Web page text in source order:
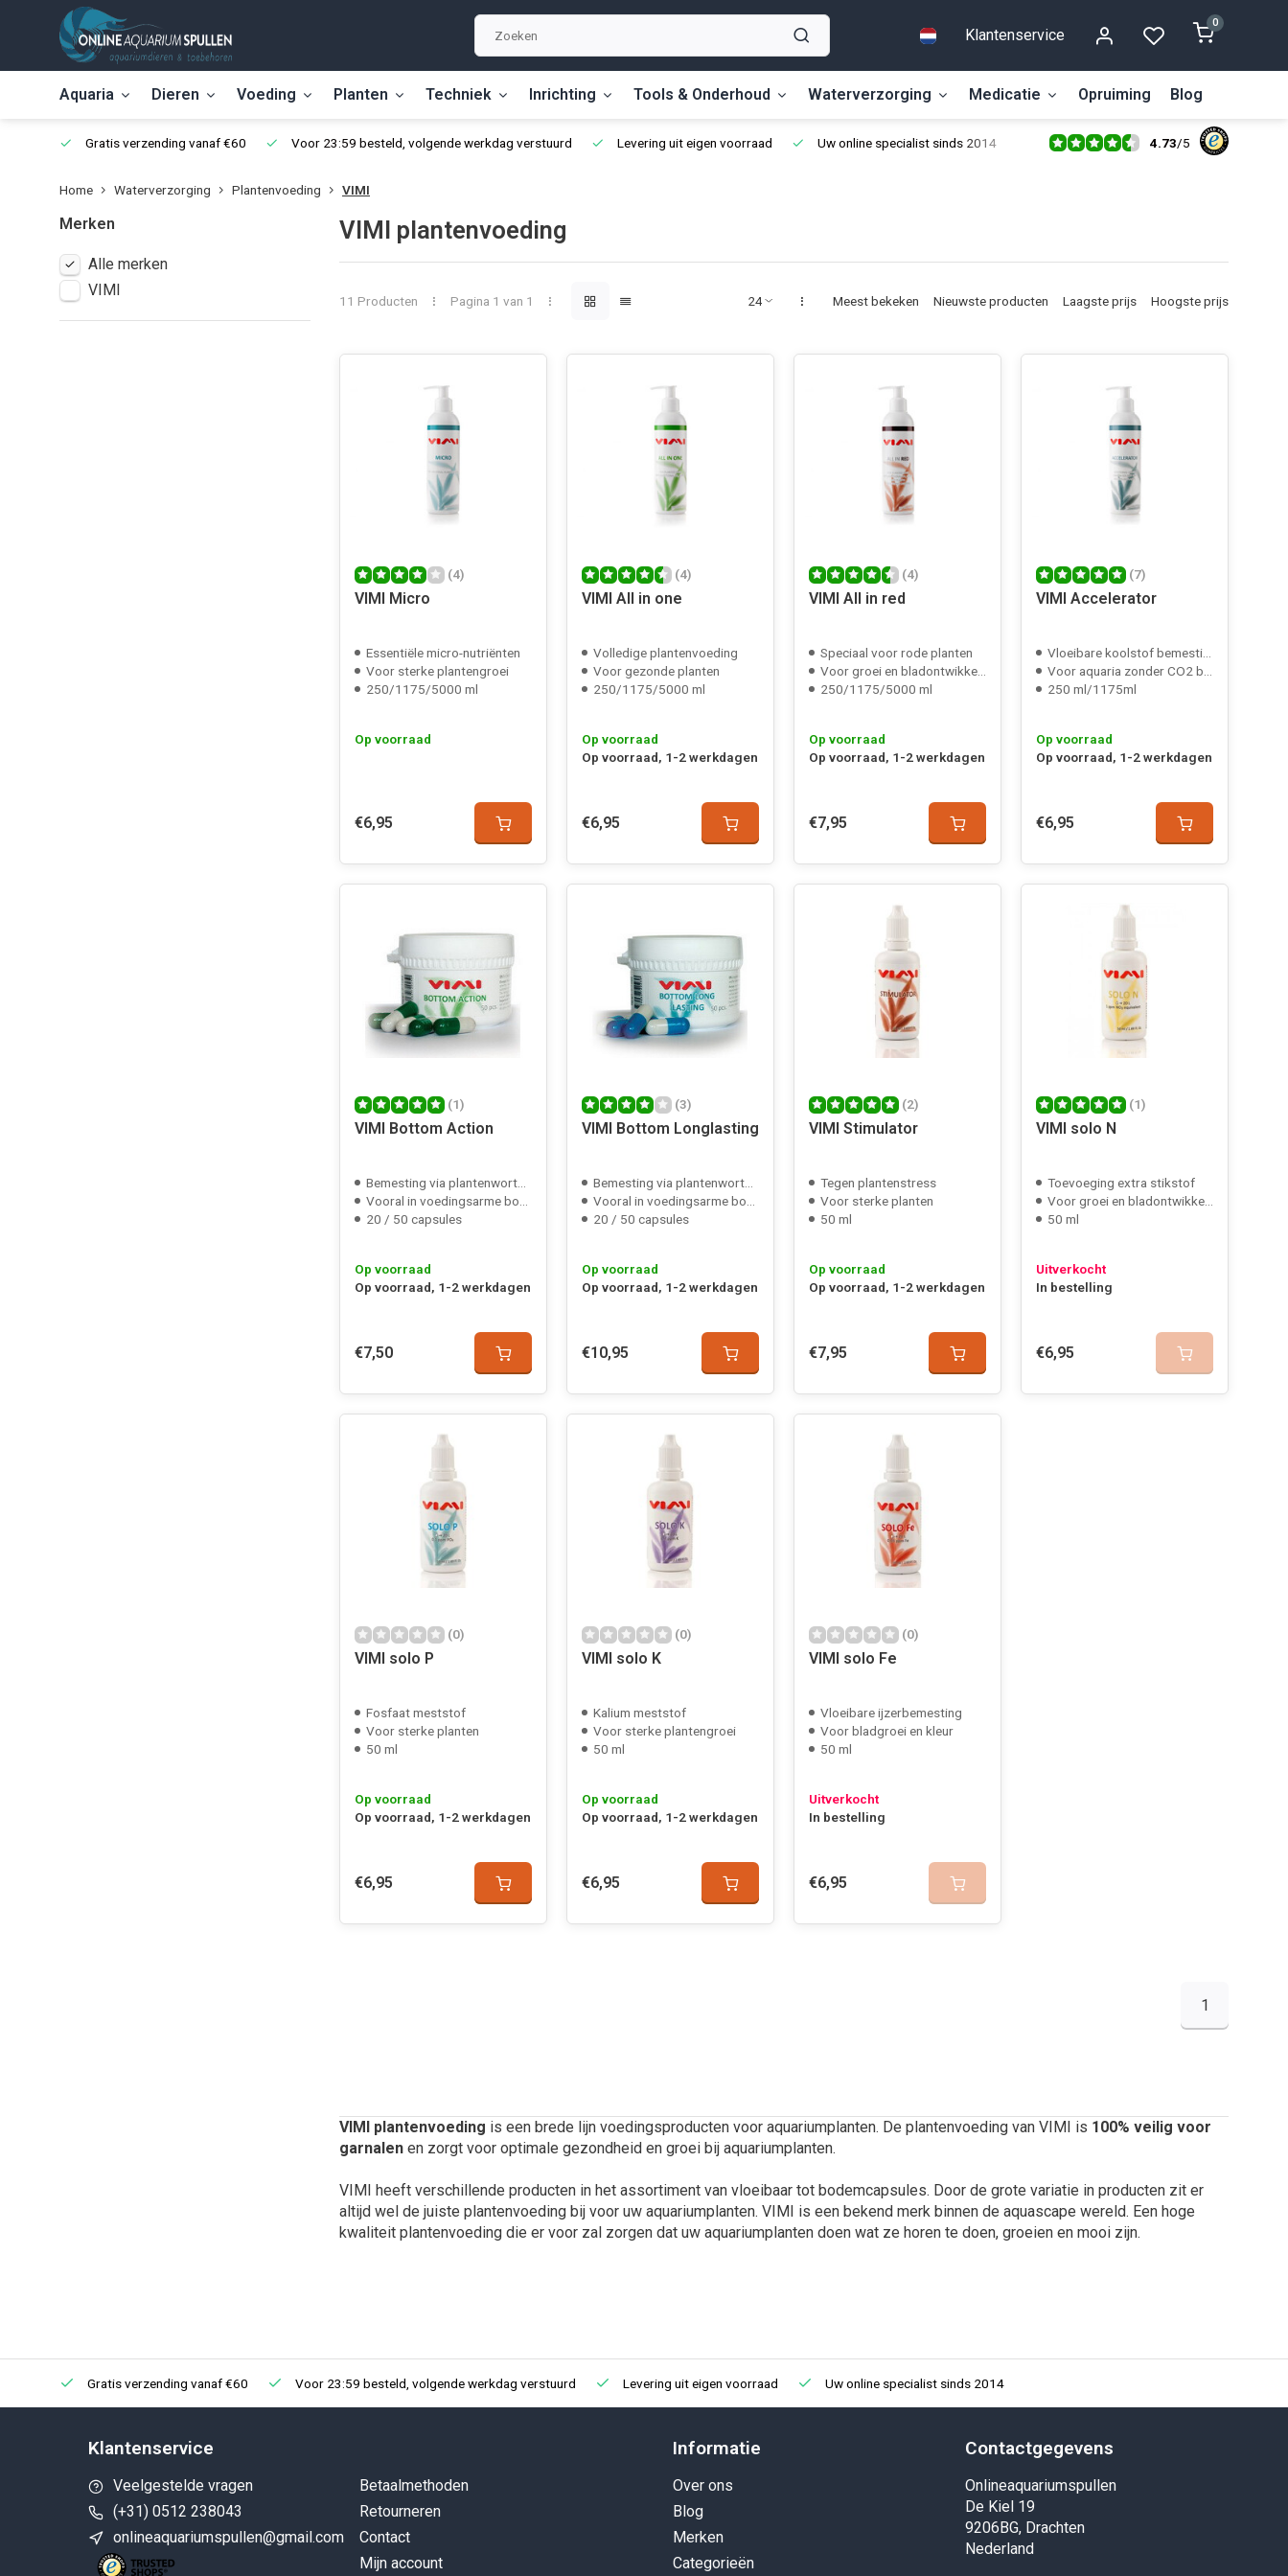
Klantenservice
0
Aquaria Dieren Voeding Planten Techniek Inrichting Tools & Onderhoud Waterverzorging Medicatie Opruiming Blog
Gratis verzending vanaf €60 Voor 23:59 besteld, volgende werkdag verstuurd Levering uit eigen voorraad Uw online specialist sinds 2014 4.73/5
Home Waterverzorging Plantenvoeding VIMI
Merken
Alle merken
VIMI
VIMI plantenvoeding
11 Producten Pagina 1 van 1 Meest bekeken Nieuwste producten Laagste prijs Hoogste prijs
(4)
VIMI Micro
Essentiële micro-nutriënten
Voor sterke plantengroei
250/1175/5000 ml
Op voorraad
€6,95
(4)
VIMI All in one
Volledige plantenvoeding
Voor gezonde planten
250/1175/5000 ml
Op voorraad
Op voorraad, 1-2 werkdagen
€6,95
(4)
VIMI All in red
Speciaal voor rode planten
Voor groei en bladontwikkeling
250/1175/5000 ml
Op voorraad
Op voorraad, 1-2 werkdagen
€7,95
(7)
VIMI Accelerator
Vloeibare koolstof bemesting
Voor aquaria zonder CO2 bemesting
250 ml/1175ml
Op voorraad
Op voorraad, 1-2 werkdagen
€6,95
(1)
VIMI Bottom Action
Bemesting via plantenwortels
Vooral in voedingsarme bodem
20 / 50 capsules
Op voorraad
Op voorraad, 1-2 werkdagen
€7,50
(3)
VIMI Bottom Longlasting
Bemesting via plantenwortels
Vooral in voedingsarme bodem
20 / 50 capsules
Op voorraad
Op voorraad, 1-2 werkdagen
€10,95
(2)
VIMI Stimulator
Tegen plantenstress
Voor sterke planten
50 ml
Op voorraad
Op voorraad, 1-2 werkdagen
€7,95
(1)
VIMI solo N
Toevoeging extra stikstof
Voor groei en bladontwikkeling
50 ml
Uitverkocht
In bestelling
€6,95
(0)
VIMI solo P
Fosfaat meststof
Voor sterke planten
50 ml
Op voorraad
Op voorraad, 1-2 werkdagen
€6,95
(0)
VIMI solo K
Kalium meststof
Voor sterke plantengroei
50 ml
Op voorraad
Op voorraad, 1-2 werkdagen
€6,95
(0)
VIMI solo Fe
Vloeibare ijzerbemesting
Voor bladgroei en kleur
50 ml
Uitverkocht
In bestelling
€6,95
1
VIMI plantenvoeding is een brede lijn voedingsproducten voor aquariumplanten. De plantenvoeding van VIMI is 100% veilig voor
garnalenen zorgt voor optimale gezondheid en groei bij aquariumplanten.
VIMI heeft verschillende producten in het assortiment van vloeibaar tot bodemcapsules. Door de grote variatie in producten zit er
altijd wel de juiste plantenvoeding bij voor uw aquariumplanten. VIMI is een bekend merk binnen de aquascape wereld. Een hoge
kwaliteit plantenvoeding die er voor zal zorgen dat uw aquariumplanten doen wat ze horen te doen, groeien en mooi zijn.
Gratis verzending vanaf €60 Voor 23:59 besteld, volgende werkdag verstuurd Levering uit eigen voorraad Uw online specialist sinds 2014
Klantenservice
Veelgestelde vragen
(+31) 0512 238043
onlineaquariumspullen@gmail.com
Betaalmethoden
Retourneren
Contact
Mijn account
Informatie
Over ons
Blog
Merken
Categorieën
Contactgegevens
Onlineaquariumspullen
De Kiel 19
9206BG, Drachten
Nederland